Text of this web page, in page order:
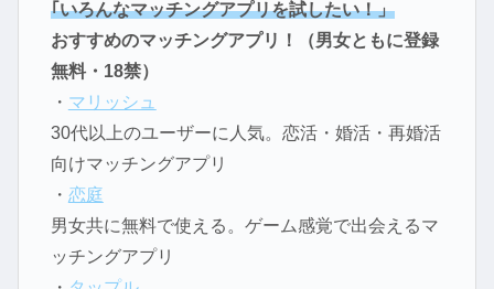
｢いろんなマッチングアプリを試したい！」
おすすめのマッチングアプリ！（男女ともに登録
無料・18禁）
・ マリッシュ
30代以上のユーザーに人気。恋活・婚活・再婚活
向けマッチングアプリ
・ 恋庭
男女共に無料で使える。ゲーム感覚で出会えるマ
ッチングアプリ